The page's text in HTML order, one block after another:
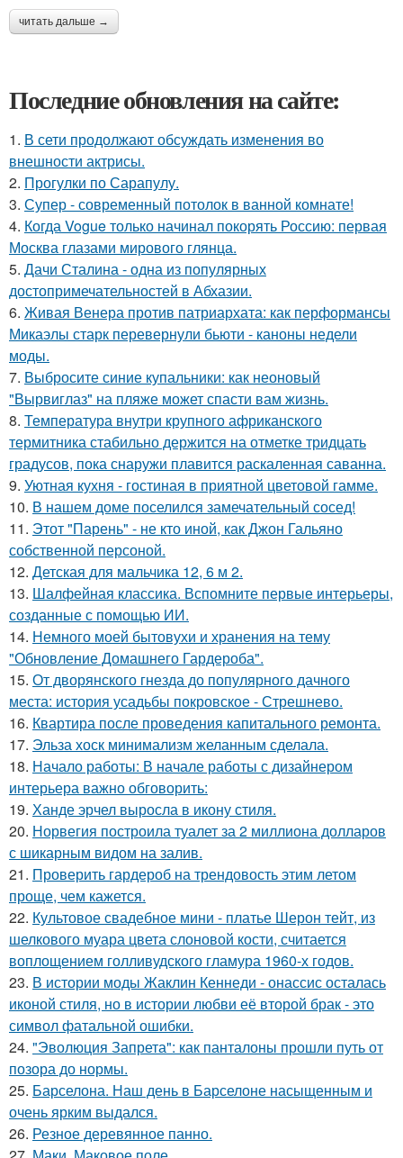
читать дальше →
Последние обновления на сайте:
1. В сети продолжают обсуждать изменения во
внешности актрисы.
2. Прогулки по Сарапулу.
3. Супер - современный потолок в ванной комнате!
4. Когда Vogue только начинал покорять Россию: первая
Москва глазами мирового глянца.
5. Дачи Сталина - одна из популярных
достопримечательностей в Абхазии.
6. Живая Венера против патриархата: как перформансы
Микаэлы старк перевернули бьюти - каноны недели
моды.
7. Выбросите синие купальники: как неоновый
"Вырвиглаз" на пляже может спасти вам жизнь.
8. Температура внутри крупного африканского
термитника стабильно держится на отметке тридцать
градусов, пока снаружи плавится раскаленная саванна.
9. Уютная кухня - гостиная в приятной цветовой гамме.
10. В нашем доме поселился замечательный сосед!
11. Этот "Парень" - не кто иной, как Джон Гальяно
собственной персоной.
12. Детская для мальчика 12, 6 м 2.
13. Шалфейная классика. Вспомните первые интерьеры,
созданные с помощью ИИ.
14. Немного моей бытовухи и хранения на тему
"Обновление Домашнего Гардероба".
15. От дворянского гнезда до популярного дачного
места: история усадьбы покровское - Стрешнево.
16. Квартира после проведения капитального ремонта.
17. Эльза хоск минимализм желанным сделала.
18. Начало работы: В начале работы с дизайнером
интерьера важно обговорить:
19. Ханде эрчел выросла в икону стиля.
20. Норвегия построила туалет за 2 миллиона долларов
с шикарным видом на залив.
21. Проверить гардероб на трендовость этим летом
проще, чем кажется.
22. Культовое свадебное мини - платье Шерон тейт, из
шелкового муара цвета слоновой кости, считается
воплощением голливудского гламура 1960-х годов.
23. В истории моды Жаклин Кеннеди - онассис осталась
иконой стиля, но в истории любви её второй брак - это
символ фатальной ошибки.
24. "Эволюция Запрета": как панталоны прошли путь от
позора до нормы.
25. Барселона. Наш день в Барселоне насыщенным и
очень ярким выдался.
26. Резное деревянное панно.